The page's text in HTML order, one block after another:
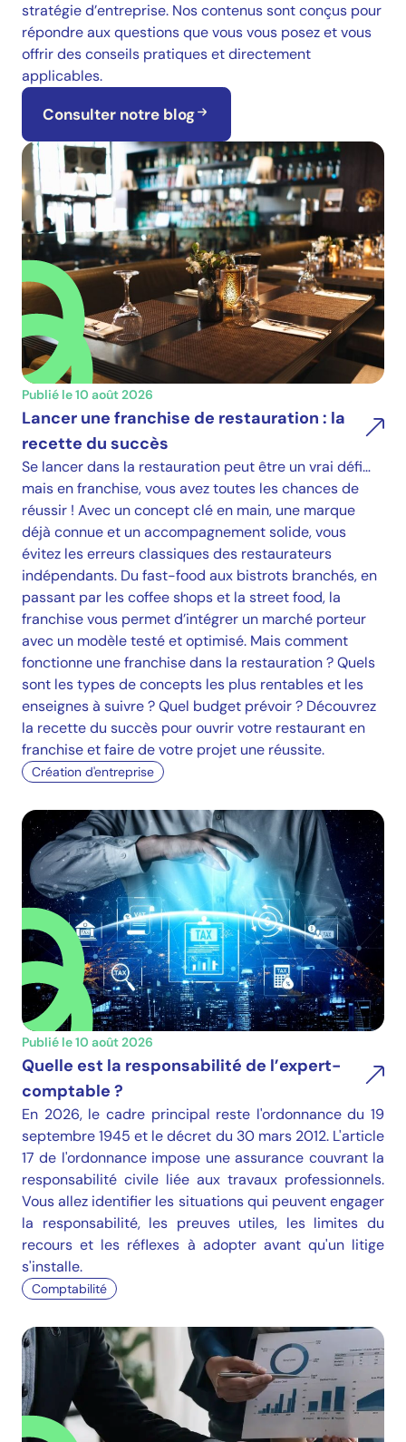
stratégie d’entreprise. Nos contenus sont conçus pour
répondre aux questions que vous vous posez et vous
offrir des conseils pratiques et directement
applicables.
Consulter notre blog
Publié le 10 août 2026
Lancer une franchise de restauration : la
recette du succès
Se lancer dans la restauration peut être un vrai défi…
mais en franchise, vous avez toutes les chances de
réussir ! Avec un concept clé en main, une marque
déjà connue et un accompagnement solide, vous
évitez les erreurs classiques des restaurateurs
indépendants. Du fast-food aux bistrots branchés, en
passant par les coffee shops et la street food, la
franchise vous permet d’intégrer un marché porteur
avec un modèle testé et optimisé. Mais comment
fonctionne une franchise dans la restauration ? Quels
sont les types de concepts les plus rentables et les
enseignes à suivre ? Quel budget prévoir ? Découvrez
la recette du succès pour ouvrir votre restaurant en
franchise et faire de votre projet une réussite.
Création d'entreprise
Publié le 10 août 2026
Quelle est la responsabilité de l’expert-
comptable ?
En 2026, le cadre principal reste l'ordonnance du 19
septembre 1945 et le décret du 30 mars 2012. L'article
17 de l'ordonnance impose une assurance couvrant la
responsabilité civile liée aux travaux professionnels.
Vous allez identifier les situations qui peuvent engager
la responsabilité, les preuves utiles, les limites du
recours et les réflexes à adopter avant qu'un litige
s'installe.
Comptabilité